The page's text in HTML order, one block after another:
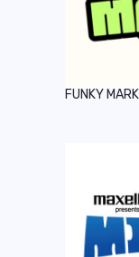
FUNKY